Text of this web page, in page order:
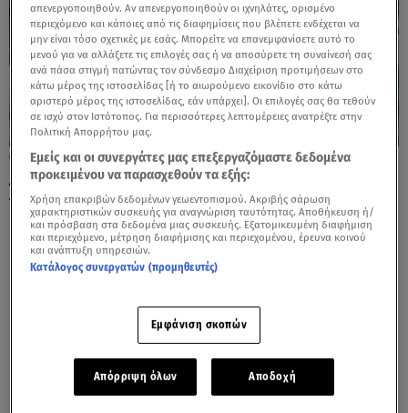
17.04.24, 16:11
Αντιβιοτικά: Πόσο αποτελεσματικά είναι
για λοιμώξεις του αναπνευστικού;
απενεργοποιηθούν. Αν απενεργοποιηθούν οι ιχνηλάτες, ορισμένο
περιεχόμενο και κάποιες από τις διαφημίσεις που βλέπετε ενδέχεται να
μην είναι τόσο σχετικές με εσάς. Μπορείτε να επανεμφανίσετε αυτό το
μενού για να αλλάξετε τις επιλογές σας ή να αποσύρετε τη συναίνεσή σας
ανά πάσα στιγμή πατώντας τον σύνδεσμο Διαχείριση προτιμήσεων στο
κάτω μέρος της ιστοσελίδας [ή το αιωρούμενο εικονίδιο στο κάτω
αριστερό μέρος της ιστοσελίδας, εάν υπάρχει]. Οι επιλογές σας θα τεθούν
σε ισχύ στον Ιστότοπος. Για περισσότερες λεπτομέρειες ανατρέξτε στην
Πολιτική Απορρήτου μας.
Εμείς και οι συνεργάτες μας επεξεργαζόμαστε δεδομένα
προκειμένου να παρασχεθούν τα εξής:
Χρήση επακριβών δεδομένων γεωεντοπισμού. Ακριβής σάρωση
χαρακτηριστικών συσκευής για αναγνώριση ταυτότητας. Αποθήκευση ή/
και πρόσβαση στα δεδομένα μιας συσκευής. Εξατομικευμένη διαφήμιση
και περιεχόμενο, μέτρηση διαφήμισης και περιεχομένου, έρευνα κοινού
και ανάπτυξη υπηρεσιών.
Κατάλογος συνεργατών (προμηθευτές)
Εμφάνιση σκοπών
Απόρριψη όλων Αποδοχή